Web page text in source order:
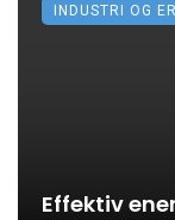
Effektiv
INDUSTRI OG